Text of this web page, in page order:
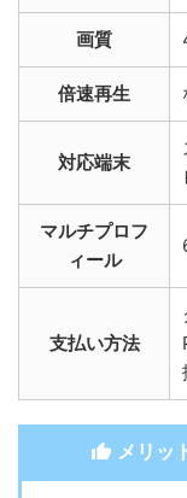
画質
倍速再生
対応端末
マルチプロフ
ィール
支払い方法
メリッ